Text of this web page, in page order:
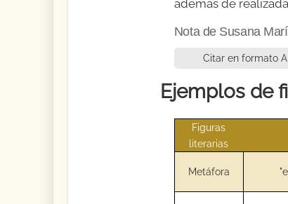
además de
Nota de Susana
Citar en formato
Ejemplos de
Figuras
literarias
Metáfora